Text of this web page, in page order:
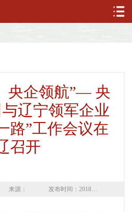
央企领航”— 央
辽宁领军企业
路”工作会议在
召开
来源： 发布时间：2018年04月17日